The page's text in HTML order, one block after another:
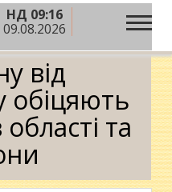
НД 09:16
09.08.2026
»Вакцину від
в області та райони
від
обіцяють
та